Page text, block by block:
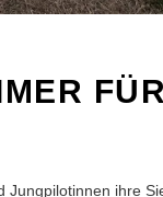
FÜR
Jungpilotinnen ihre